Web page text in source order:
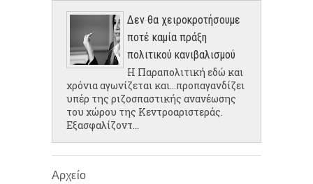
Δεν θα χειροκροτήσουμε
ποτέ καμία πράξη
πολιτικού κανιβαλισμού
Η Παραπολιτική εδώ και
χρόνια αγωνίζεται και...προπαγανδίζει
υπέρ της ριζοσπαστικής ανανέωσης
του χώρου της Κεντροαριστεράς.
Εξασφαλίζοντ...
Αρχείο